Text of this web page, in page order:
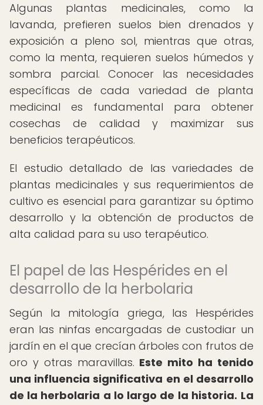
Algunas plantas medicinales, como la
lavanda, prefieren suelos bien drenados y
exposición a pleno sol, mientras que otras,
como la menta, requieren suelos húmedos y
sombra parcial. Conocer las necesidades
específicas de cada variedad de planta
medicinal es fundamental para obtener
cosechas de calidad y maximizar sus
beneficios terapéuticos.
El estudio detallado de las variedades de
plantas medicinales y sus requerimientos de
cultivo es esencial para garantizar su óptimo
desarrollo y la obtención de productos de
alta calidad para su uso terapéutico.
El papel de las Hespérides en el
desarrollo de la herbolaria
Según la mitología griega, las Hespérides
eran las ninfas encargadas de custodiar un
jardín en el que crecían árboles con frutos de
oro y otras maravillas. Este mito ha tenido
una influencia significativa en el desarrollo
de la herbolaria a lo largo de la historia. La